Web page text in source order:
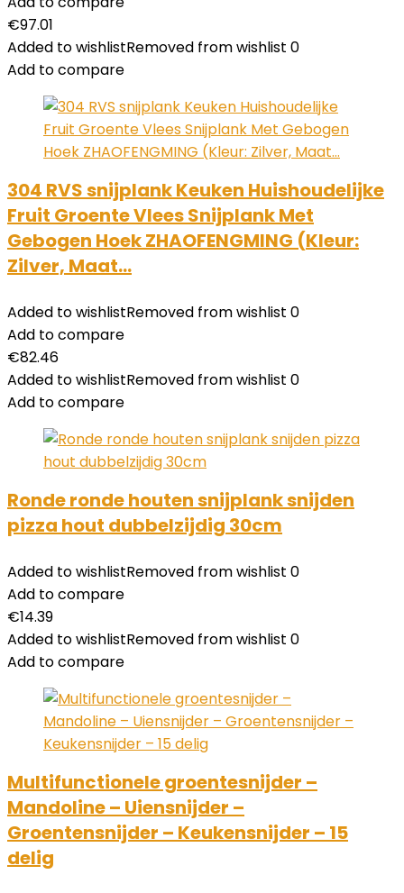
€97.01
Added to wishlistRemoved from wishlist 0
Add to compare
304 RVS snijplank Keuken Huishoudelijke
Fruit Groente Vlees Snijplank Met
Gebogen Hoek ZHAOFENGMING (Kleur:
Zilver, Maat…
Added to wishlistRemoved from wishlist 0
Add to compare
€82.46
Added to wishlistRemoved from wishlist 0
Add to compare
Ronde ronde houten snijplank snijden
pizza hout dubbelzijdig 30cm
Added to wishlistRemoved from wishlist 0
Add to compare
€14.39
Added to wishlistRemoved from wishlist 0
Add to compare
Multifunctionele groentesnijder –
Mandoline – Uiensnijder –
Groentensnijder – Keukensnijder – 15
delig